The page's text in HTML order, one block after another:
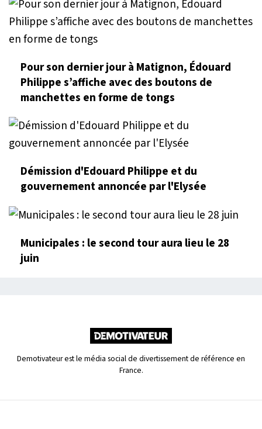
Pour son dernier jour à Matignon, Édouard
Philippe s’affiche avec des boutons de
manchettes en forme de tongs
Démission d'Edouard Philippe et du
gouvernement annoncée par l'Elysée
Municipales : le second tour aura lieu le 28
juin
Demotivateur est le média social de divertissement de référence en
France.